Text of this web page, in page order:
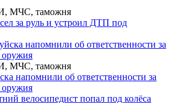
МЧС, таможня
за руль и устроил ДТП под
МЧС, таможня
напомнили об ответственности за
оружия